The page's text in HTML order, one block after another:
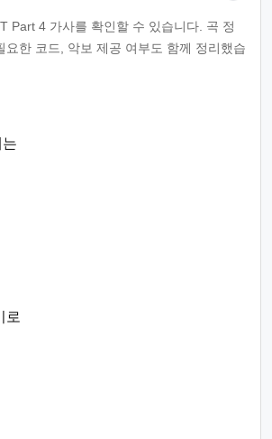
Part 4 가사를 확인할 수 있습니다. 곡 정
요한 코드, 악보 제공 여부도 함께 정리했습
로